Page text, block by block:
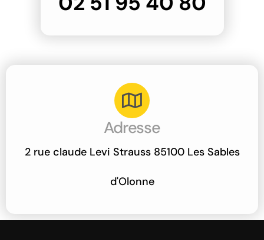
Adresse
2 rue claude Levi Strauss 85100 Les Sables
d'Olonne